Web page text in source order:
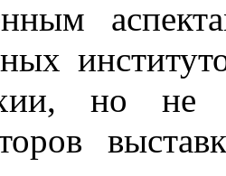
но